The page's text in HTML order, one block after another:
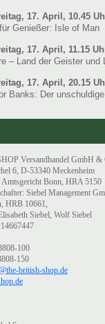
17. April, 10.45
Genießer: Isle of Man
17. April, 11.15
– Land der Geister und
17. April, 20.15
Banks: Der
Versandhandel GmbH
6, D-53340 Meckenheim
Amtsgericht Bonn, HRA 5150
Siebel Management
HRB 10661,
Siebel, Wolf Siebel
100
150
british-shop.de